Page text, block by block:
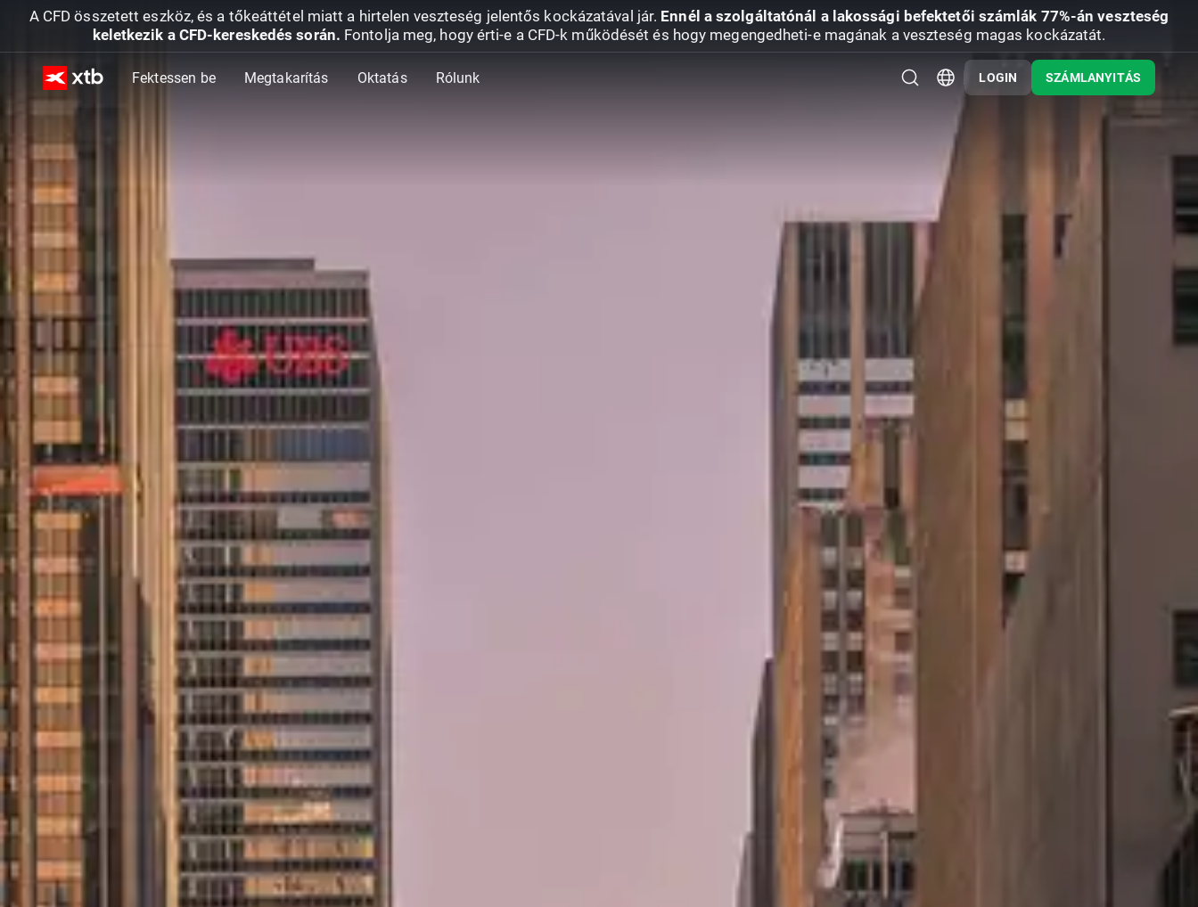
A CFD összetett eszköz, és a tőkeáttétel miatt a hirtelen veszteség jelentős kockázatával jár. Ennél a szolgáltatónál a lakossági befektetői számlák 77%-án veszteség
keletkezik a CFD-kereskedés során. Fontolja meg, hogy érti-e a CFD-k működését és hogy megengedheti-e magának a veszteség magas kockázatát.
Fektessen be Megtakarítás Oktatás Rólunk LOGIN SZÁMLANYITÁS